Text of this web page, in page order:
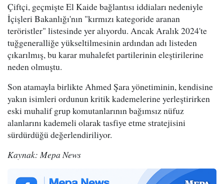
Çiftçi, geçmişte El Kaide bağlantısı iddiaları nedeniyle
İçişleri Bakanlığı'nın "kırmızı kategoride aranan
teröristler" listesinde yer alıyordu. Ancak Aralık 2024'te
tuğgeneralliğe yükseltilmesinin ardından adı listeden
çıkarılmış, bu karar muhalefet partilerinin eleştirilerine
neden olmuştu.
Son atamayla birlikte Ahmed Şara yönetiminin, kendisine
yakın isimleri ordunun kritik kademelerine yerleştirirken
eski muhalif grup komutanlarının bağımsız nüfuz
alanlarını kademeli olarak tasfiye etme stratejisini
sürdürdüğü değerlendiriliyor.
Kaynak: Mepa News